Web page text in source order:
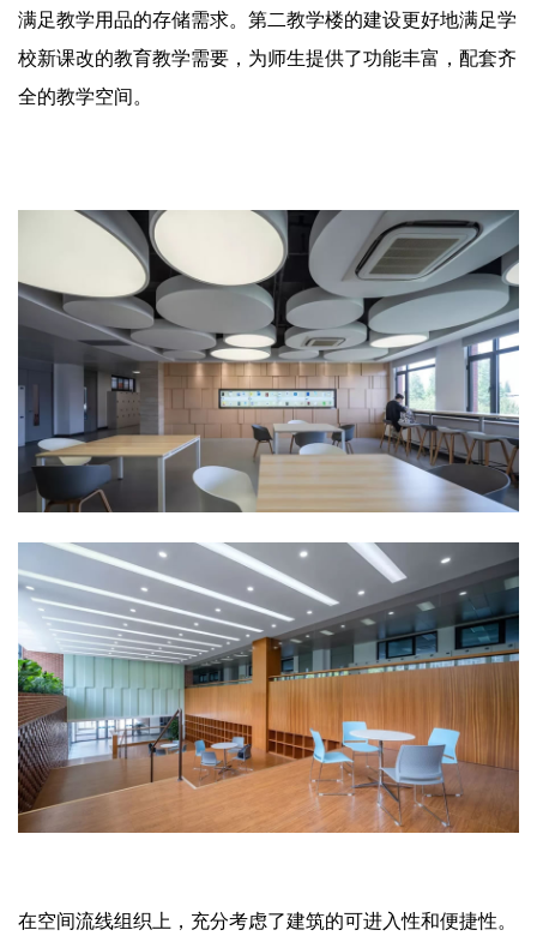
满足教学用品的存储需求。第二教学楼的建设更好地满足学
校新课改的教育教学需要，为师生提供了功能丰富，配套齐
全的教学空间。
在空间流线组织上，充分考虑了建筑的可进入性和便捷性。